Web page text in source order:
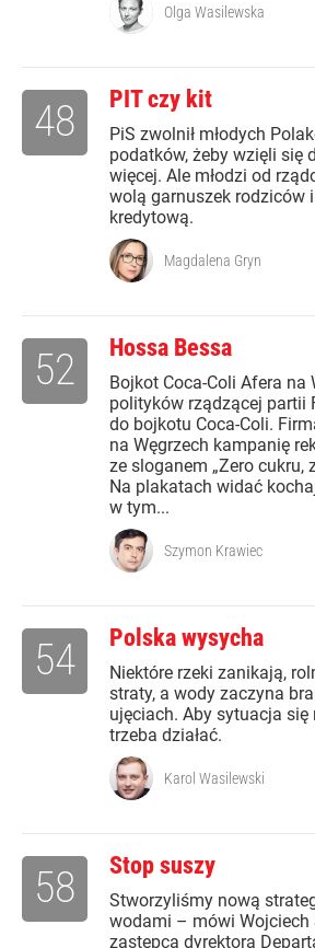
Olga Wasilewska
PIT czy kit
PiS zwolnił młodych
podatków, żeby wzięli się
więcej. Ale młodzi od
wolą garnuszek rodziców
kredytową.
48
Magdalena Gryn
Hossa Bessa
Bojkot Coca-Coli Afera na
polityków rządzącej partii
do bojkotu Coca-Coli.
na Węgrzech kampanię
ze sloganem „Zero cukru,
Na plakatach widać
w tym...
52
Szymon Krawiec
Polska wysycha
Niektóre rzeki zanikają,
straty, a wody zaczyna
ujęciach. Aby sytuacja się
trzeba działać.
54
Karol Wasilewski
Stop suszy
Stworzyliśmy nową
wodami – mówi Wojciech
zastępca dyrektora
58